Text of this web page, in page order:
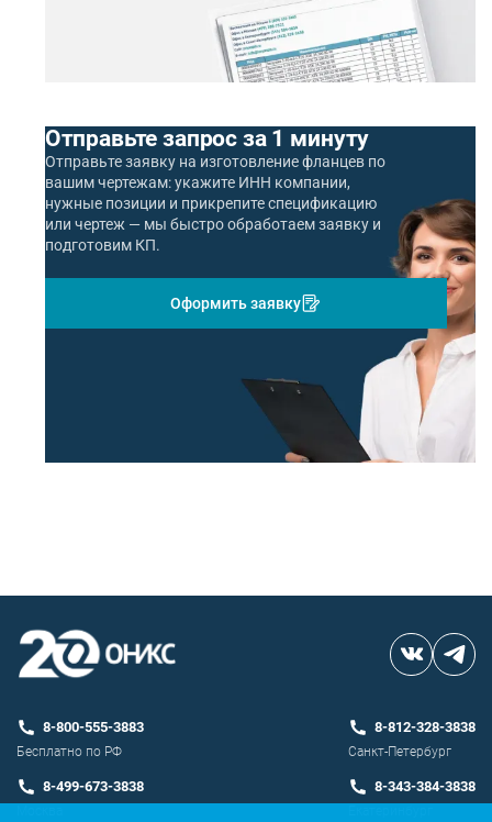
Отправьте запрос за 1 минуту
Отправьте заявку на изготовление фланцев по
вашим чертежам: укажите ИНН компании,
нужные позиции и прикрепите спецификацию
или чертеж — мы быстро обработаем заявку и
подготовим КП.
Оформить заявку
8-800-555-3883
Бесплатно по РФ
8-812-328-3838
Санкт-Петербург
8-499-673-3838 8-343-384-3838